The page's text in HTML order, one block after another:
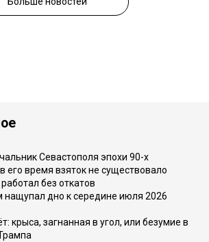
Севастополя эпохи 90-х
его время взяток не существовало
без откатов
нащупал дно к середине июля 2026
крыса, загнанная в угол, или безумие в